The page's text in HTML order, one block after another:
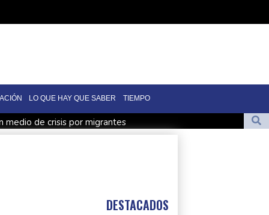
LO QUE HAY QUE SABER TIEMPO
medio de crisis por migrantes
DESTACADOS